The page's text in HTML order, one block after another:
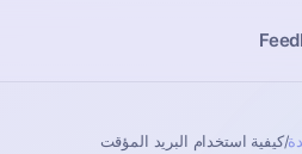
/كيفية استخدام البريد المؤقت